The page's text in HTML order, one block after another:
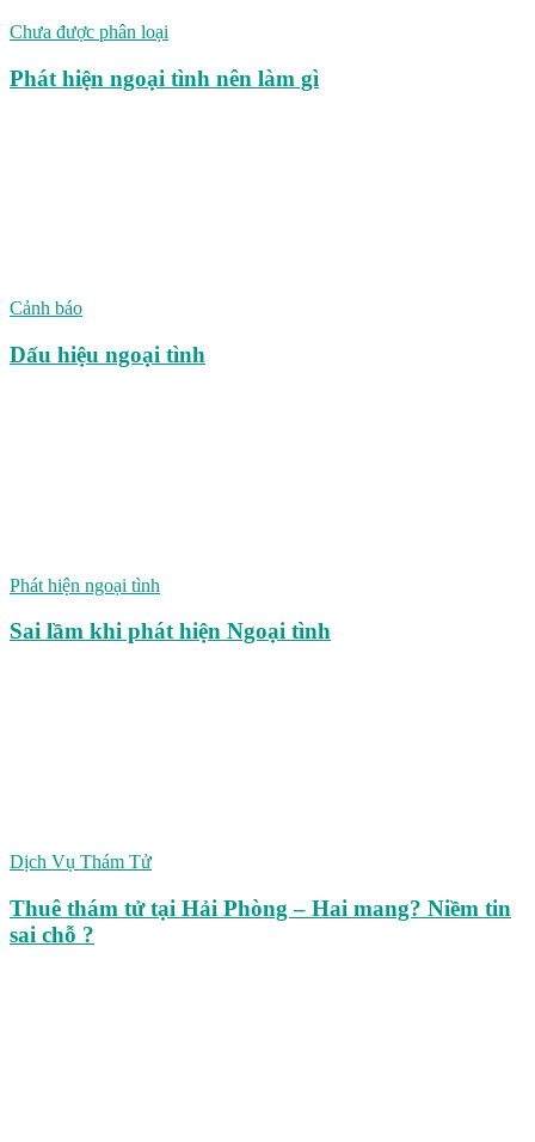
Chưa được phân loại
Phát hiện ngoại tình nên làm gì
Cảnh báo
Dấu hiệu ngoại tình
Phát hiện ngoại tình
Sai lầm khi phát hiện Ngoại tình
Dịch Vụ Thám Tử
Thuê thám tử tại Hải Phòng – Hai mang? Niềm tin
sai chỗ ?